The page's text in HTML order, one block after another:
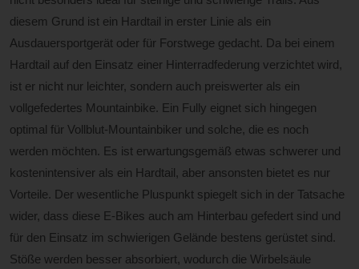
diesem Grund ist ein Hardtail in erster Linie als ein
Ausdauersportgerät oder für Forstwege gedacht. Da bei einem
Hardtail auf den Einsatz einer Hinterradfederung verzichtet wird,
ist er nicht nur leichter, sondern auch preiswerter als ein
vollgefedertes Mountainbike. Ein Fully eignet sich hingegen
optimal für Vollblut-Mountainbiker und solche, die es noch
werden möchten. Es ist erwartungsgemäß etwas schwerer und
kostenintensiver als ein Hardtail, aber ansonsten bietet es nur
Vorteile. Der wesentliche Pluspunkt spiegelt sich in der Tatsache
wider, dass diese E-Bikes auch am Hinterbau gefedert sind und
für den Einsatz im schwierigen Gelände bestens gerüstet sind.
Stöße werden besser absorbiert, wodurch die Wirbelsäule